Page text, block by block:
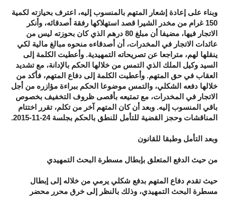
وبناء على إعادة إشعار المتهم بالمنسوب إليه، اعترف بحيازته لكمية
150 غرام من مخدر الشيرا قصد استهلاكها رفقة أصدقائه، وأنكر
الاتجار فيها، مضيفا أن مبلغ 80 درهم الذي كان بحوزته ليس من
عائدات الاتجار في المخدرات، أن أصدقاءه منحوه مبالغ مالية لكي
ينقلها لهم، متراجعا عن تصريحاته التمهيدية. وأعطيت الكلمة إلى
السيد وكيل الملك الذي التمس من خلالها الحكم بالإدانة، مع تشديد
العقاب في حق المتهم. وأعطيت الكلمة إلى دفاع المتهم، فأكد من
خلالها دفعه الشكلي، والتمس موضوعا الحكم ببراءة مؤازره من أجل
الاتجار في المخدرات، مع تمتيعه بأقصى ظروف التخفيف بخصوص
باقي المنسوب إليه. وبعد أن كان المتهم آخر من تكلم، تقرر اختتام
المناقشات وحجز القضية للتأمل للنطق بالحكم بجلسة 24-11-2015.
وبعد التأمل وطبقا للقانون
من حيث الدفع المتعلق بإبطال مسطرة البحث التمهيدي
حيث تقدم دفاع المتهم بدفع شكلي يرمي من خلاله إلى إبطال
مسطرة البحث التمهيدي، وذلك بالنظر إلى خرق محرر محضر